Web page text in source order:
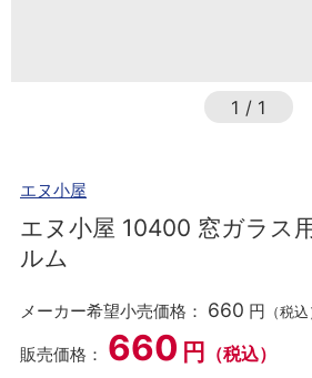
1 / 1
エヌ小屋
エヌ小屋 10400 窓ガラス
ルム
メーカー希望小売価格： 660 円 （税込
販売価格： 660 円 （税込）